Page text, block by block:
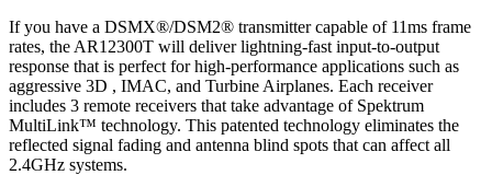
If you have a DSMX®/DSM2® transmitter capable of 11ms frame
rates, the AR12300T will deliver lightning-fast input-to-output
response that is perfect for high-performance applications such as
aggressive 3D , IMAC, and Turbine Airplanes. Each receiver
includes 3 remote receivers that take advantage of Spektrum
MultiLink™ technology. This patented technology eliminates the
reflected signal fading and antenna blind spots that can affect all
2.4GHz systems.